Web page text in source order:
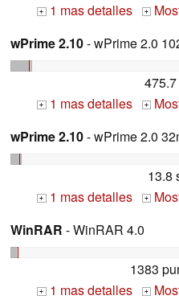
+ 1 mas detalles +
wPrime 2.10- wPrime 2.0
+ 1 mas detalles +
wPrime 2.10- wPrime 2.0
13.8
+ 1 mas detalles +
WinRAR - WinRAR 4.0
1383
+ 1 mas detalles +